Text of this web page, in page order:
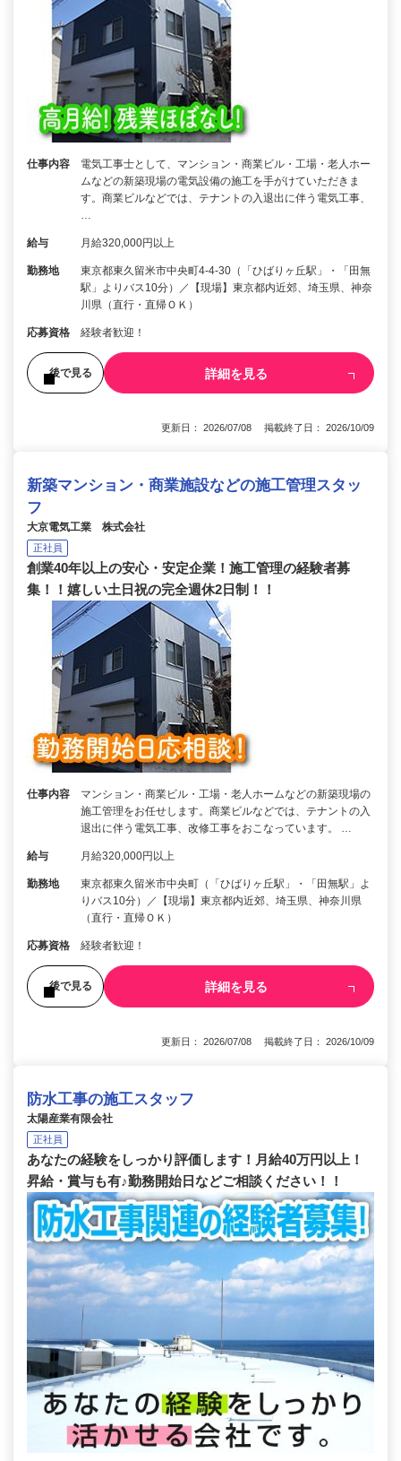
仕事内容
電気工事士として、マンション・商業ビル・工場・老人ホー
ムなどの新築現場の電気設備の施工を手がけていただきま
す。商業ビルなどでは、テナントの入退出に伴う電気工事、
給与 月給320,000円以上
勤務地
東京都東久留米市中央町4-4-30（「ひばりヶ丘駅」・「田無
駅」よりバス10分）／【現場】東京都内近郊、埼玉県、神奈
川県（直行・直帰ＯＫ）
応募資格 経験者歓迎！
後で見る 詳細を見る
更新日： 2026/07/08 掲載終了日： 2026/10/09
新築マンション・商業施設などの施工管理スタッ
フ
大京電気工業 株式会社
正社員
創業40年以上の安心・安定企業！施工管理の経験者募
集！！嬉しい土日祝の完全週休2日制！！
仕事内容
マンション・商業ビル・工場・老人ホームなどの新築現場の
施工管理をお任せします。商業ビルなどでは、テナントの入
退出に伴う電気工事、改修工事をおこなっています。 …
給与 月給320,000円以上
勤務地
東京都東久留米市中央町（「ひばりヶ丘駅」・「田無駅」よ
りバス10分）／【現場】東京都内近郊、埼玉県、神奈川県
（直行・直帰ＯＫ）
応募資格 経験者歓迎！
後で見る 詳細を見る
更新日： 2026/07/08 掲載終了日： 2026/10/09
防水工事の施工スタッフ
太陽産業有限会社
正社員
あなたの経験をしっかり評価します！月給40万円以上！
昇給・賞与も有♪勤務開始日などご相談ください！！